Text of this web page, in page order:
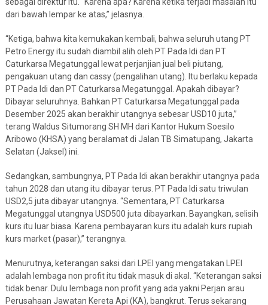
sebagai direktur itu. “Karena apa? Karena ketika terjadi masalah itu
dari bawah lempar ke atas,” jelasnya.
“Ketiga, bahwa kita kemukakan kembali, bahwa seluruh utang PT
Petro Energy itu sudah diambil alih oleh PT Pada Idi dan PT
Caturkarsa Megatunggal lewat perjanjian jual beli piutang,
pengakuan utang dan cassy (pengalihan utang). Itu berlaku kepada
PT Pada Idi dan PT Caturkarsa Megatunggal. Apakah dibayar?
Dibayar seluruhnya. Bahkan PT Caturkarsa Megatunggal pada
Desember 2025 akan berakhir utangnya sebesar USD10 juta,”
terang Waldus Situmorang SH MH dari Kantor Hukum Soesilo
Aribowo (KHSA) yang beralamat di Jalan TB Simatupang, Jakarta
Selatan (Jaksel) ini.
Sedangkan, sambungnya, PT Pada Idi akan berakhir utangnya pada
tahun 2028 dan utang itu dibayar terus. PT Pada Idi satu triwulan
USD2,5 juta dibayar utangnya. “Sementara, PT Caturkarsa
Megatunggal utangnya USD500 juta dibayarkan. Bayangkan, selisih
kurs itu luar biasa. Karena pembayaran kurs itu adalah kurs rupiah
kurs market (pasar),” terangnya.
Menurutnya, keterangan saksi dari LPEI yang mengatakan LPEI
adalah lembaga non profit itu tidak masuk di akal. “Keterangan saksi
tidak benar. Dulu lembaga non profit yang ada yakni Perjan arau
Perusahaan Jawatan Kereta Api (KA), bangkrut. Terus sekarang